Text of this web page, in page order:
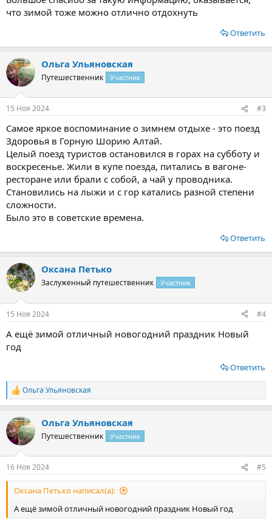
что зимой тоже можно отлично отдохнуть
Ответить
Ольга Ульяновская
Путешественник Участник
15 Ноя 2024 #3
Самое яркое воспоминание о зимнем отдыхе - это поезд
Здоровья в Горную Шорию Алтай.
Целый поезд туристов остановился в горах на субботу и
воскресенье. Жили в купе поезда, питались в вагоне-
ресторане или брали с собой, а чай у проводника.
Становились на лыжи и с гор катались разной степени
сложности.
Было это в советские времена.
Ответить
Оксана Петько
Заслуженный путешественник Участник
15 Ноя 2024 #4
А ещё зимой отличный новогодний праздник Новый
год
Ответить
Р
е
к
ц
и
Ольга Ульяновская
Ольга Ульяновская
Путешественник Участник
16 Ноя 2024 #5
Оксана Петько написал(а):
А ещё зимой отличный новогодний праздник Новый год